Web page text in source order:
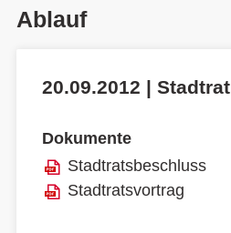
Ablauf
20.09.2012 | Stadtrat
Dokumente
Stadtratsbeschluss
Stadtratsvortrag